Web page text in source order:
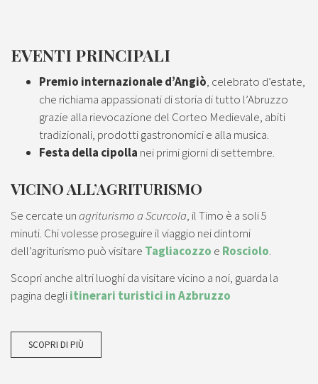
EVENTI PRINCIPALI
Premio internazionale d’Angiò, celebrato d’estate,
che richiama appassionati di storia di tutto l’Abruzzo
grazie alla rievocazione del Corteo Medievale, abiti
tradizionali, prodotti gastronomici e alla musica.
Festa della cipolla nei primi giorni di settembre.
VICINO ALL’AGRITURISMO
Se cercate unagriturismo a Scurcola, il Timo è a soli 5
minuti. Chi volesse proseguire il viaggio nei dintorni
dell’agriturismo può visitare Tagliacozzo e Rosciolo.
Scopri anche altri luoghi da visitare vicino a noi, guarda la
pagina degliitinerari turistici in Azbruzzo
SCOPRI DI PIÙ